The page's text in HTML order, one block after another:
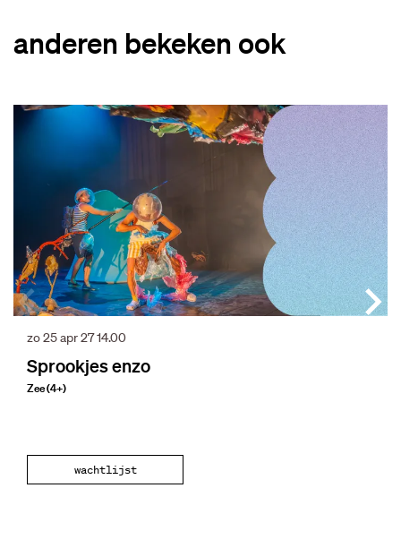
anderen bekeken ook
Sprookjes enzo
Zee (4+)
zo 25 apr 2714.00
wachtlijst